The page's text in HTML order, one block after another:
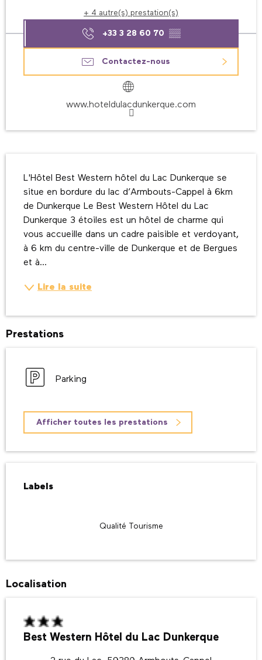
+ 4 autre(s) prestation(s)
+33 3 28 60 70 ▒▒
Contactez-nous
www.hoteldulacdunkerque.com
L'Hôtel Best Western hôtel du Lac Dunkerque se
situe en bordure du lac d’Armbouts-Cappel à 6km
de Dunkerque Le Best Western Hôtel du Lac
Dunkerque 3 étoiles est un hôtel de charme qui
vous accueille dans un cadre paisible et verdoyant,
à 6 km du centre-ville de Dunkerque et de Bergues
et à...
Lire la suite
Prestations
Parking
Afficher toutes les prestations
Labels
Labels
Qualité Tourisme
Localisation
Best Western Hôtel du Lac Dunkerque